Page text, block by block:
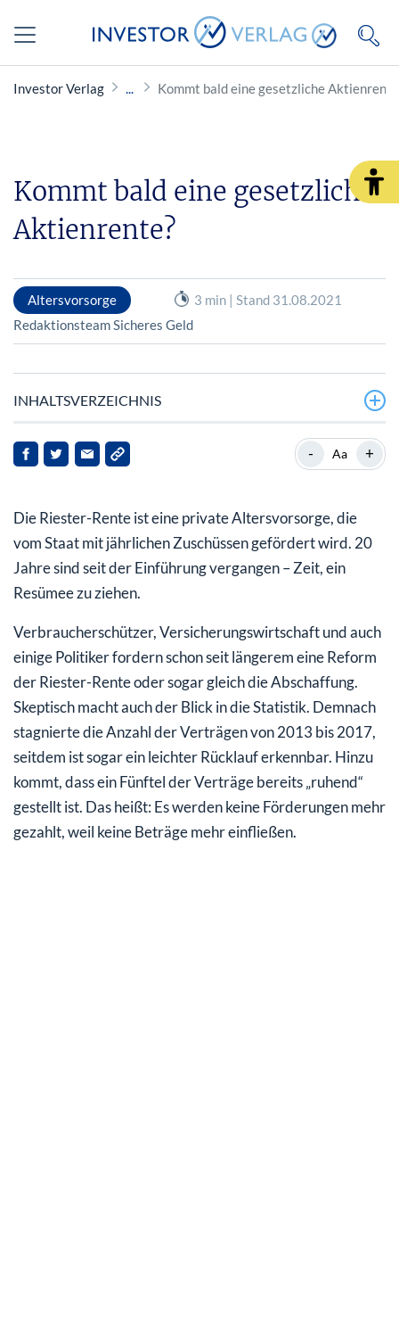
Investor Verlag Kommt bald eine gesetzliche
Kommt bald eine gesetzliche
Aktienrente?
Altersvorsorge
3 min | Stand 31.08.2021
Redaktionsteam Sicheres Geld
INHALTSVERZEICHNIS
Riester-Rente: Hohe Kosten, wenig Rendite
Schweden und Norwegen machen es vor
Warum eine persönliche Altersvorsorge wichtig ist
- Aa +
Die Riester-Rente ist eine private Altersvorsorge, die
vom Staat mit jährlichen Zuschüssen gefördert wird. 20
Jahre sind seit der Einführung vergangen – Zeit, ein
Resümee zu ziehen.
Verbraucherschützer, Versicherungswirtschaft und auch
einige Politiker fordern schon seit längerem eine Reform
der Riester-Rente oder sogar gleich die Abschaffung.
Skeptisch macht auch der Blick in die Statistik. Demnach
stagnierte die Anzahl der Verträgen von 2013 bis 2017,
seitdem ist sogar ein leichter Rücklauf erkennbar. Hinzu
kommt, dass ein Fünftel der Verträge bereits „ruhend“
gestellt ist. Das heißt: Es werden keine Förderungen mehr
gezahlt, weil keine Beträge mehr einfließen.